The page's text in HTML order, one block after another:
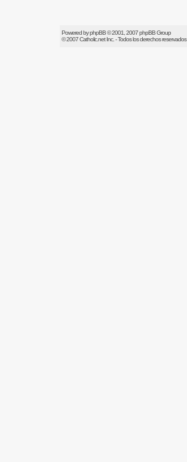
Powered byphpBB© 2001, 2007 phpBB Group
© 2007Catholic.netInc. - Todos los derechos reservados